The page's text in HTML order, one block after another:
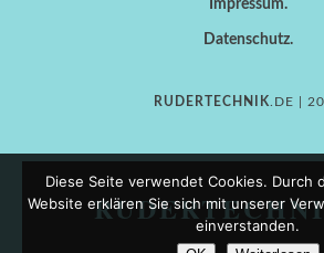
Impressum
Datenschutz
RUDERTECHNIK .DE |
Diese Seite verwendet Cookies. Durch
Website erklären Sie sich mit unserer
einverstanden.